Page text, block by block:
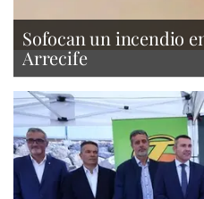
Sofocan un incendio
Arrecife